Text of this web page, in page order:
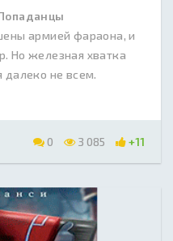
армией фараона, и
Но железная хватка
далеко не всем.
0 3 085 +11